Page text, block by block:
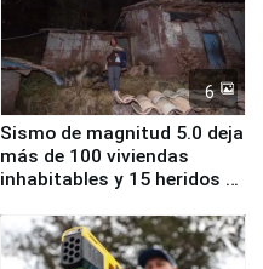
6
Sismo de magnitud 5.0 deja
más de 100 viviendas
inhabitables y 15 heridos en